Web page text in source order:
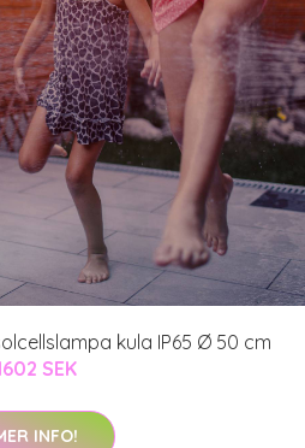
kula IP65 Ø 50 cm
SEK
INFO!